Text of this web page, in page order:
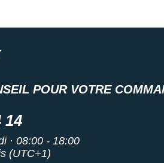
One One
POUR VOTRE
14
· 08:00 - 18:00
(UTC+1)